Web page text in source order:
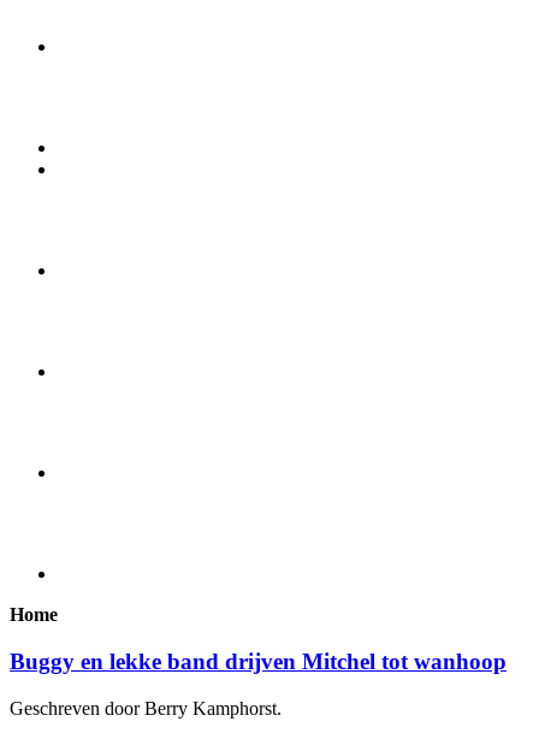
Home
Buggy en lekke band drijven Mitchel tot wanhoop
Geschreven door Berry Kamphorst.